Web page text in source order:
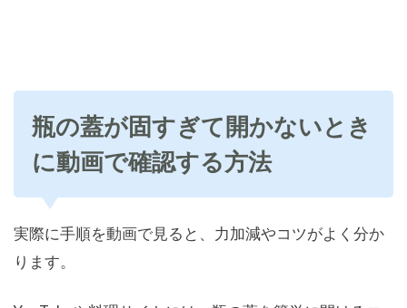
瓶の蓋が固すぎて開かないとき
に動画で確認する方法
実際に手順を動画で見ると、力加減やコツがよく分か
ります。